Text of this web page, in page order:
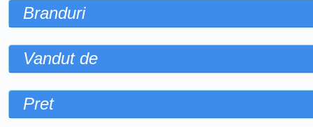
Branduri
Vandut de
Pret